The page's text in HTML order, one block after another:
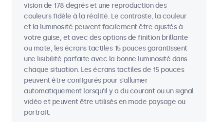
vision de 178 degrés et une reproduction des
couleurs fidèle à la réalité. Le contraste, la couleur
et la luminosité peuvent facilement être ajustés à
votre guise, et avec des options de finition brillante
ou mate, les écrans tactiles 15 pouces garantissent
une lisibilité parfaite avec la bonne luminosité dans
chaque situation. Les écrans tactiles de 15 pouces
peuvent être configurés pour s'allumer
automatiquement lorsqu'il y a du courant ou un signal
vidéo et peuvent être utilisés en mode paysage ou
portrait.